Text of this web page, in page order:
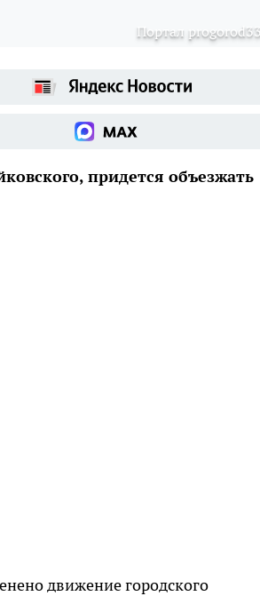
Портал
придется объезжать
движение городского